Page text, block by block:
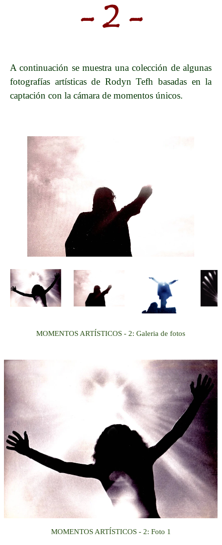
- 2 -
A continuación se muestra una colección de algunas
fotografías artísticas de Rodyn Tefh basadas en la
captación con la cámara de momentos únicos.
MOMENTOS ARTÍSTICOS - 2: Galeria de fotos
MOMENTOS ARTÍSTICOS - 2: Foto 1